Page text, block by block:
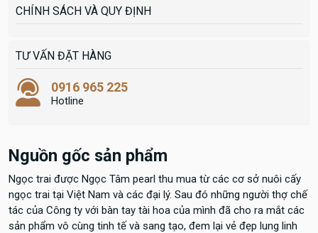
CHÍNH SÁCH VÀ QUY ĐỊNH
TƯ VẤN ĐẶT HÀNG
0916 965 225
Hotline
Nguồn gốc sản phẩm
Ngọc trai được Ngọc Tâm pearl thu mua từ các cơ sở nuôi cấy
ngọc trai tại Việt Nam và các đại lý. Sau đó những người thợ chế
tác của Công ty với bàn tay tài hoa của mình đã cho ra mắt các
sản phẩm vô cùng tinh tế và sang tạo, đem lại vẻ đẹp lung linh